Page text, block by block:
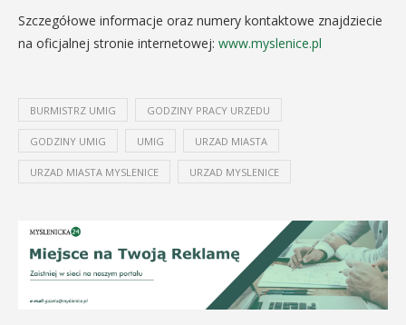
Szczegółowe informacje oraz numery kontaktowe znajdziecie
na oficjalnej stronie internetowej: www.myslenice.pl
BURMISTRZ UMIG GODZINY PRACY URZEDU
GODZINY UMIG UMIG URZAD MIASTA
URZAD MIASTA MYSLENICE URZAD MYSLENICE